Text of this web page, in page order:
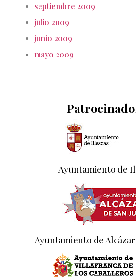
septiembre 2009
julio 2009
junio 2009
mayo 2009
Ayuntamiento de
Ayuntamiento de Alcázar